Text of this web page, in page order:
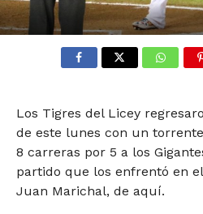
Los Tigres del Licey
de este lunes con un
8 carreras por 5 a los
partido que los enfrentó en
Juan Marichal, de aquí.